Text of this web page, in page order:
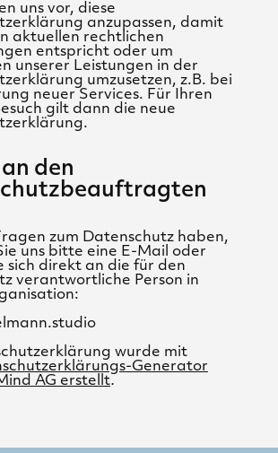
uns vor, diese
anzupassen, damit
aktuellen rechtlichen
entspricht oder um
unserer Leistungen in der
umzusetzen, z.B. bei
neuer Services. Für Ihren
gilt dann die neue
den
zum Datenschutz haben,
uns bitte eine E-Mail oder
sich direkt an die für den
verantwortliche Person in
wurde mit
Generator
AG erstellt.